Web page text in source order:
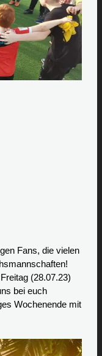
Fans, die vielen
(28.07.23)
bei euch
Wochenende mit